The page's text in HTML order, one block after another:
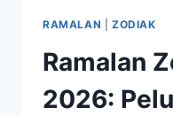
RAMALAN ZODIAK
Ramalan
2026: